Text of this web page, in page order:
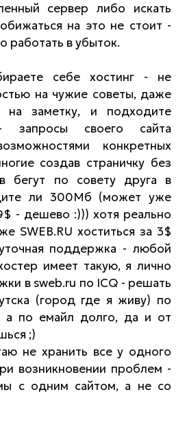
сервер либо искать
на это не стоит -
работать в убыток.
себе хостинг - не
на чужие советы, даже
заметку, и подходите
запросы своего сайта
конкретных
создав страничку без
бегут по совету друга в
ли 300Мб (может уже
- дешево :))) хотя реально
SWEB.RU хоститься за 3$
поддержка - любой
имеет такую, я лично
в sweb.ru по ICQ - решать
(город где я живу) по
а по емайл долго, да и от
;)
не хранить все у одного
возникновении проблем -
с одним сайтом, а не со